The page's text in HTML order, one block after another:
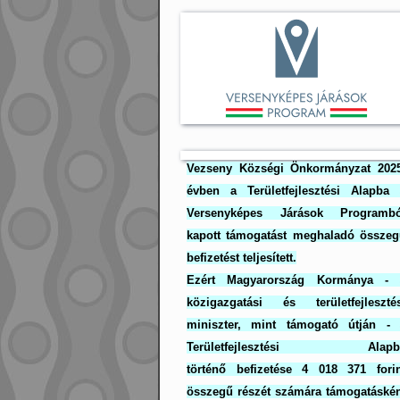
Vezseny Községi Önkormányzat
évben a Területfejlesztési Alapba
Versenyképes Járások
kapott támogatást meghaladó
befizetést teljesített.
Ezért Magyarország Kormánya -
közigazgatási és
miniszter, mint támogató útján -
Területfejlesztési
történő befizetése 4 018 371
összegű részét számára